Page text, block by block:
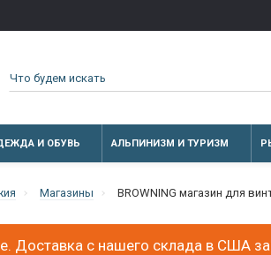
И ОБУВЬ АЛЬПИНИЗМ И ТУРИЗМ
Магазины BROWNING магазин для
Доставка с нашего склада в США